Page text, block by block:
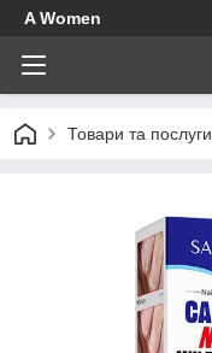
A Women
Товари та послуги